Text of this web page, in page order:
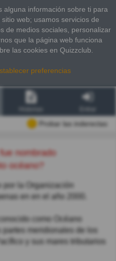
alguna información sobre ti para
web; usamos servicios de
de medios sociales, personalizar
que la página web funciona
las cookies en Quizzclub.
preferencias
Probar las inderectas
océano?
por la Organización
en en el año 2000.
como Océano
partes meridionales de los
y sus mares tributarios